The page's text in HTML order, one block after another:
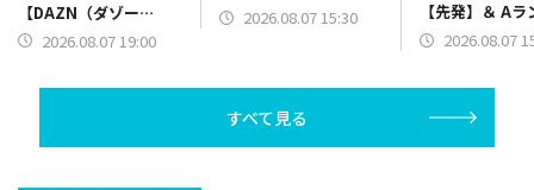
【DAZN（ダゾー
ン）】篇をポスト
2026.08.07 19:00
2026.08.07 15:30
【先発】＆ Aラ
【野手】新登
塁手)、持丸泰
捕手)など
2026.08.07
すべて見る